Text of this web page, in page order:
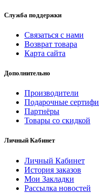
Служба поддержки
Связаться с нами
Возврат товара
Карта сайта
Дополнительно
Производители
Подарочные
Партнёры
Товары со скидкой
Личный Кабинет
Личный Кабинет
История заказов
Мои Закладки
Рассылка новостей